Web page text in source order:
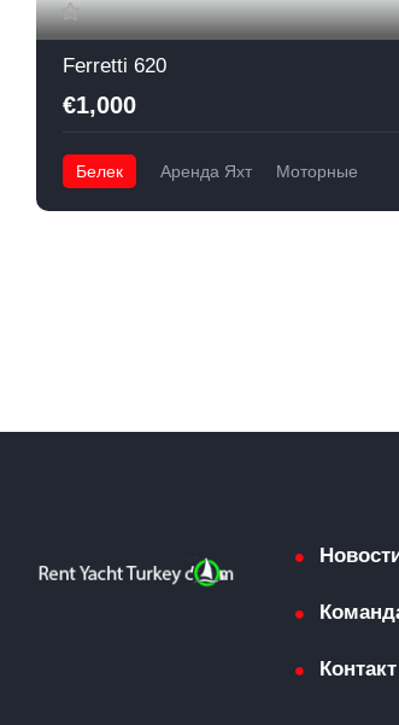
Ferretti 620
€1,000
Белек Аренда Яхт Моторные
Контакт